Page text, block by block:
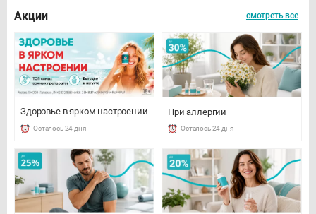
Акции смотреть все
Здоровье в ярком настроении
Осталось 24 дня
При аллергии
Осталось 24 дня